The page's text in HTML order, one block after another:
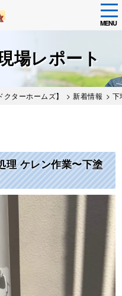
MENU
場レポート
ターホームズ】 >新着情報 > 下
理 ケレン作業〜下塗